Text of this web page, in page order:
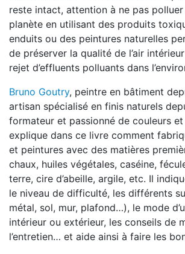
reste intact, attention à ne pas
planète en utilisant des produits
enduits ou des peintures naturelles
de préserver la qualité de l’air
rejet d’effluents polluants dans
Bruno Goutry, peintre en bâtiment
artisan spécialisé en finis naturels
formateur et passionné de couleurs et
explique dans ce livre comment
et peintures avec des matières
chaux, huiles végétales, caséine,
terre, cire d’abeille, argile, etc. Il
le niveau de difficulté, les différents
métal, sol, mur, plafond…), le mode
intérieur ou extérieur, les conseils de
l’entretien… et aide ainsi à faire les